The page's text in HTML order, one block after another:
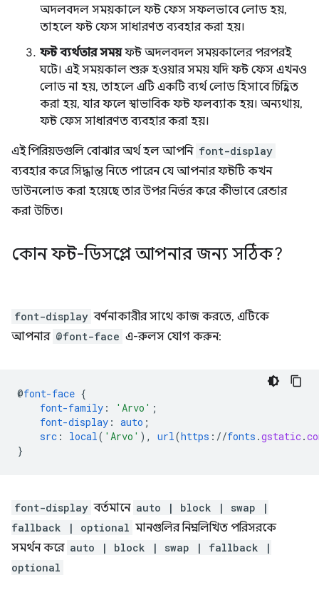
অদলবদল সময়কালে ফন্ট ফেস সফলভাবে লোড হয়,
তাহলে ফন্ট ফেস সাধারণত ব্যবহার করা হয়।
ফন্ট ব্যর্থতার সময়ফন্ট অদলবদল সময়কালের পরপরই
ঘটে। এই সময়কাল শুরু হওয়ার সময় যদি ফন্ট ফেস এখনও
লোড না হয়, তাহলে এটি একটি ব্যর্থ লোড হিসাবে চিহ্নিত
করা হয়, যার ফলে স্বাভাবিক ফন্ট ফলব্যাক হয়। অন্যথায়,
ফন্ট ফেস সাধারণত ব্যবহার করা হয়।
এই পিরিয়ডগুলি বোঝার অর্থ হল আপনি font-display
ব্যবহার করে সিদ্ধান্ত নিতে পারেন যে আপনার ফন্টটি কখন
ডাউনলোড করা হয়েছে তার উপর নির্ভর করে কীভাবে রেন্ডার
করা উচিত।
কোন ফন্ট-ডিসপ্লে আপনার জন্য সঠিক?
font-display বর্ণনাকারীর সাথে কাজ করতে, এটিকে
আপনার @font-face এ-রুলস যোগ করুন:
@font-face {
font-family : 'Arvo' ;
font-display : auto ;
src : local( 'Arvo' ), url(https ://fonts .gstatic.
}
font-display বর্তমানে auto | block | swap |
fallback | optional মানগুলির নিম্নলিখিত পরিসরকে
সমর্থন করে auto | block | swap | fallback |
optional